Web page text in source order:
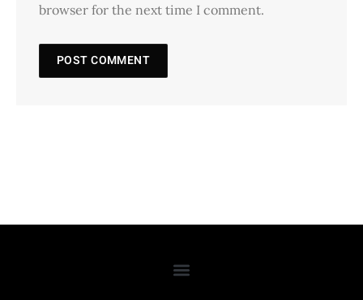
browser for the next time I comment.